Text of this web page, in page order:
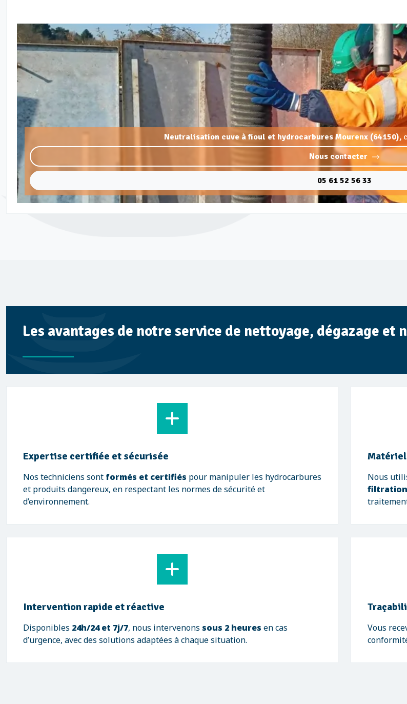
Neutralisation cuve à fioul et hydrocarbures Mourenx (64150),
Nous contacter
05 61 52 56 33
Les avantages de notre service de nettoyage, dégazage
Expertise certifiée et sécurisée
Nos techniciens sont formés et certifiés pour manipuler les hydrocarbures
et produits dangereux, en respectant les normes de sécurité et
d’environnement.
Nous
filtration
Intervention rapide et réactive
Disponibles 24h/24 et 7j/7, nous intervenons sous 2 heures en cas
d’urgence, avec des solutions adaptées à chaque situation.
Vous